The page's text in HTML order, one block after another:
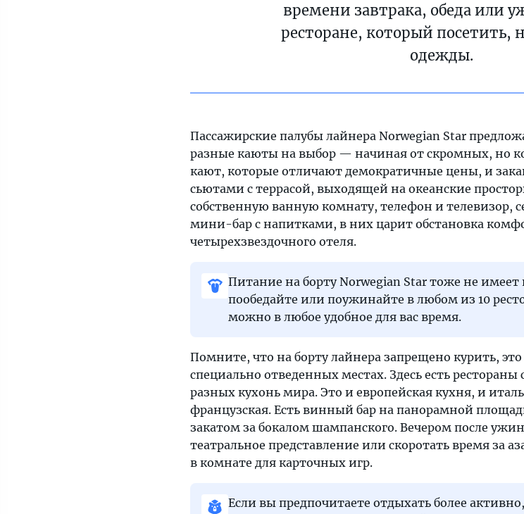
времени завтрака, обеда или
ресторане, который посетить,
одежды.
Пассажирские палубы лайнера Norwegian Star
разные каюты на выбор — начиная от скромных, но
кают, которые отличают демократичные цены, и
сьютами с террасой, выходящей на океанские
собственную ванную комнату, телефон и телевизор,
мини-бар с напитками, в них царит обстановка
четырехзвездочного отеля.
Питание на борту Norwegian Star тоже не
пообедайте или поужинайте в любом из 10
можно в любое удобное для вас время.
Помните, что на борту лайнера запрещено курить,
специально отведенных местах. Здесь есть
разных кухонь мира. Это и европейская кухня, и
французская. Есть винный бар на панорамной
закатом за бокалом шампанского. Вечером после
театральное представление или скоротать время за
в комнате для карточных игр.
Если вы предпочитаете отдыхать более